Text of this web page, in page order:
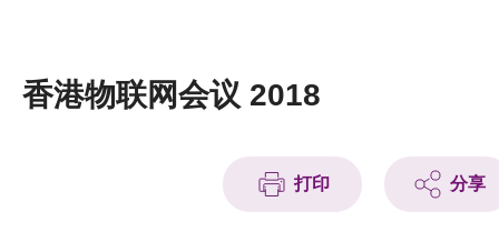
香港物联网会议 2018
打印 分享